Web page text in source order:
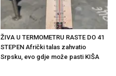
ŽIVA U TERMOMETRU RASTE DO 41
STEPEN Afrički talas zahvatio
Srpsku, evo gdje može pasti KIŠA